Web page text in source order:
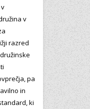
v
razred
pa
in
ki